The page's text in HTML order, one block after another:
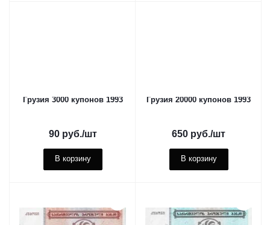
Грузия 3000 купонов 1993
90руб./шт
В корзину
Грузия 20000 купонов 1993
650 руб./шт
В корзину